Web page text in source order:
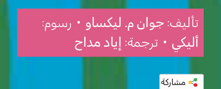
تأليف: جوان م. ليكساو • رسوم:
أليكي • ترجمة: إياد مداح
مشاركة